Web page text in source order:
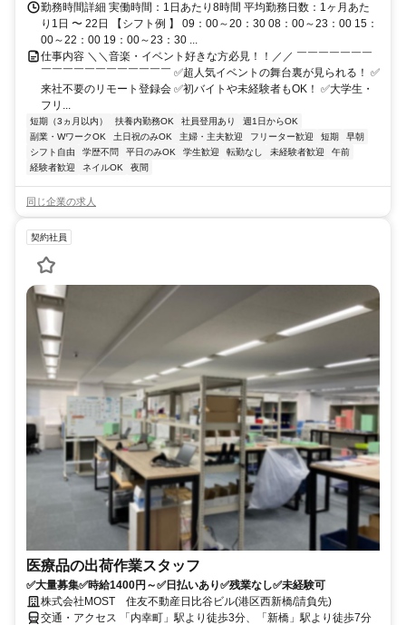
勤務時間詳細 実働時間：1日あたり8時間 平均勤務日数：1ヶ月あた
り1日 〜 22日 【シフト例 】 09：00～20：30 08：00～23：00 15：
00～22：00 19：00～23：30 ...
仕事内容 ＼＼音楽・イベント好きな方必見！！／／ ￣￣￣￣￣￣￣
￣￣￣￣￣￣￣￣￣￣￣￣ ✅超人気イベントの舞台裏が見られる！ ✅
来社不要のリモート登録会 ✅初バイトや未経験者もOK！ ✅大学生・
フリ...
短期（3ヵ月以内） 扶養内勤務OK 社員登用あり
週1日からOK
副業・WワークOK
土日祝のみOK 主婦・主夫歓迎 フリーター歓迎 短期
早朝
シフト自由
学歴不問 平日のみOK 学生歓迎 転勤なし 未経験者歓迎
午前
経験者歓迎
ネイルOK 夜間
同じ企業の求人
契約社員
医療品の出荷作業スタッフ
✅大量募集✅時給1400円～✅日払いあり✅残業なし✅未経験可
株式会社MOST 住友不動産日比谷ビル(港区西新橋/請負先)
交通・アクセス 「内幸町」駅より徒歩3分、「新橋」駅より徒歩7分